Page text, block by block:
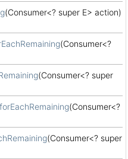
(Consumer<? super E> action)
(Consumer<?
(Consumer<? super
forEachRemaining(Consumer<?
(Consumer<? super